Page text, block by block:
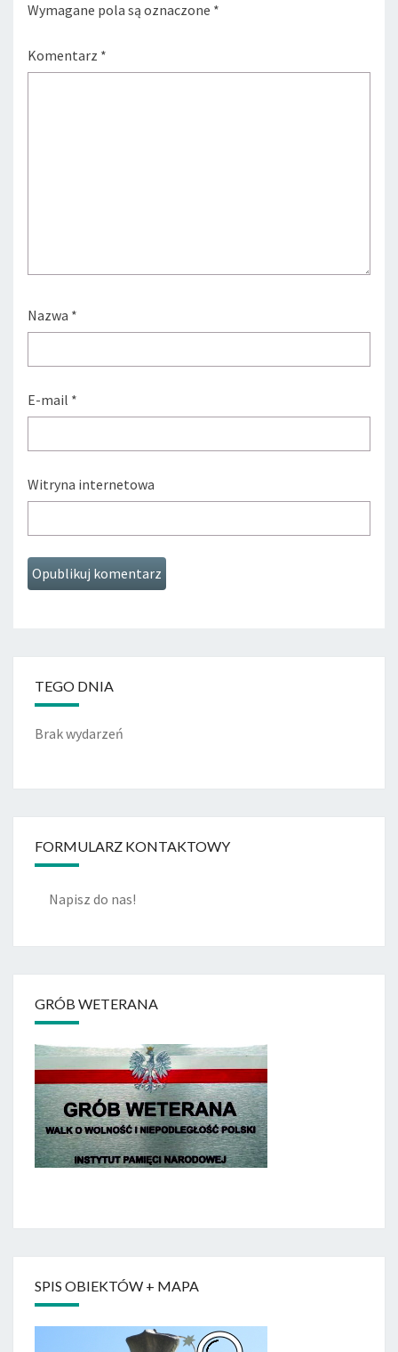
Wymagane pola są oznaczone *
Komentarz *
Nazwa *
E-mail *
Witryna internetowa
TEGO DNIA
Brak wydarzeń
FORMULARZ KONTAKTOWY
Napisz do nas!
GRÓB WETERANA
SPIS OBIEKTÓW + MAPA